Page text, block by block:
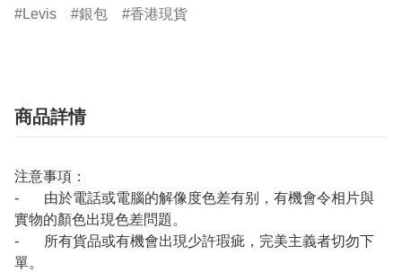
Levis 銀包 香港現貨
商品詳情
注意事項：
- 由於電話或電腦的解像度色差有别，有機會令相片與
實物的顏色出現色差問題。
- 所有貨品或有機會出現少許瑕疵，完美主義者切勿下
單。